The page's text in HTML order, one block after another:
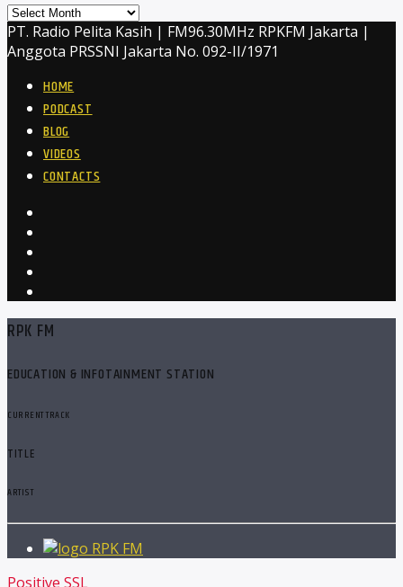
Archives
PT. Radio Pelita Kasih | FM96.30MHz RPKFM Jakarta |
Anggota PRSSNI Jakarta No. 092-II/1971
HOME
PODCAST
BLOG
VIDEOS
CONTACTS
RPK FM
EDUCATION & INFOTAINMENT STATION
CURRENT TRACK
TITLE
ARTIST
RPK FM
Positive SSL